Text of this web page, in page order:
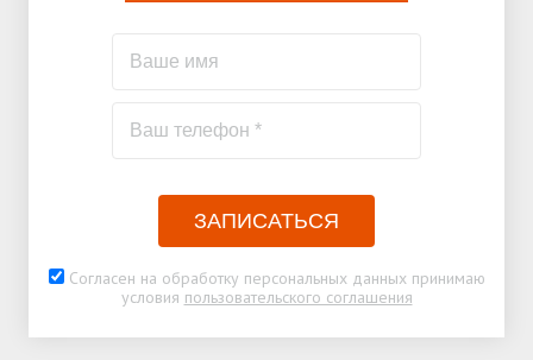
ЗАПИСАТЬСЯ
Согласен на обработку персональных данных принимаю
условия пользовательского соглашения